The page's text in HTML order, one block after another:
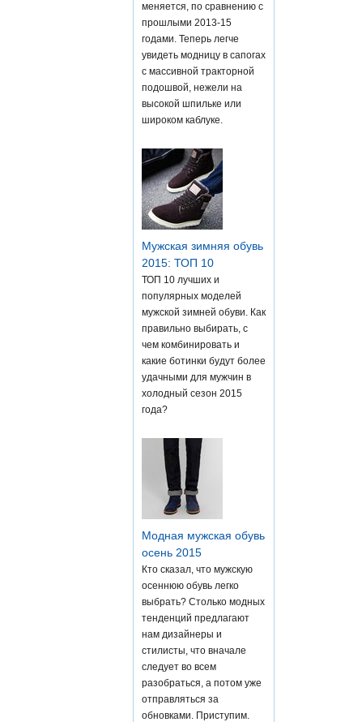
меняется, по сравнению с
прошлыми 2013-15
годами. Теперь легче
увидеть модницу в сапогах
с массивной тракторной
подошвой, нежели на
высокой шпильке или
широком каблуке.
Мужская зимняя обувь
2015: ТОП 10
ТОП 10 лучших и
популярных моделей
мужской зимней обуви. Как
правильно выбирать, с
чем комбинировать и
какие ботинки будут более
удачными для мужчин в
холодный сезон 2015
года?
Модная мужская обувь
осень 2015
Кто сказал, что мужскую
осеннюю обувь легко
выбрать? Столько модных
тенденций предлагают
нам дизайнеры и
стилисты, что вначале
следует во всем
разобраться, а потом уже
отправляться за
обновками. Приступим.